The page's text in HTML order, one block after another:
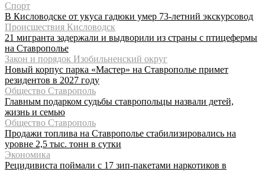
Спорт
В Кисловодске от укуса гадюки умер 73-летний экскурсовод
Происшествия Кисловодск
21 мигранта задержали и выдворили из страны с птицефермы
на Ставрополье
Закон и порядок Изобильненский округ
Новый корпус парка «Мастер» на Ставрополье примет
резидентов в 2027 году
Общество Ставрополь
Главным подарком судьбы ставропольцы назвали детей,
жизнь и семью
Общество Ставрополь
Продажи топлива на Ставрополье стабилизировались на
уровне 2,5 тыс. тонн в сутки
Экономика
Рецидивиста поймали с 17 зип-пакетами наркотиков в